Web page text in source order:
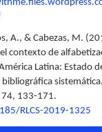
A., & Cabezas, M.
contexto de
Latina: Estado
74, 133-171.
RLCS-2019-1325